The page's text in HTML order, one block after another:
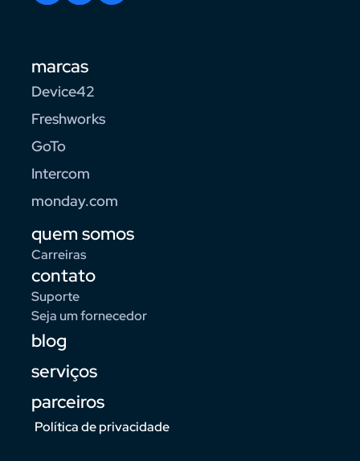
marcas
Device42
Freshworks
GoTo
Intercom
monday.com
quem somos
Carreiras
contato
Suporte
Seja um fornecedor
blog
serviços
parceiros
Política de privacidade